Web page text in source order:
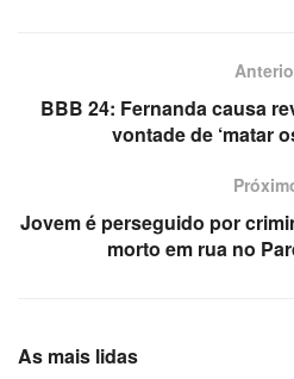
BBB 24: Fernanda causa
vontade de ‘matar
Jovem é perseguido por
morto em rua no
As mais lidas